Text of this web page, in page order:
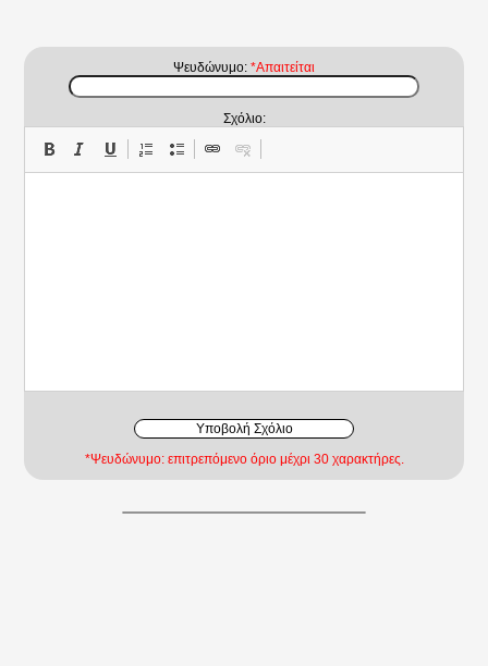
Ψευδώνυμο: *Απαιτείται
Σχόλιο:
Υποβολή Σχόλιο
*Ψευδώνυμο: επιτρεπόμενο όριο μέχρι 30 χαρακτήρες.